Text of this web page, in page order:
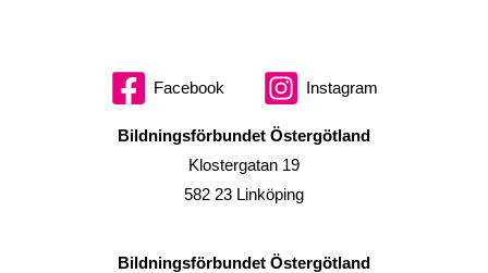
Facebook Instagram
Bildningsförbundet Östergötland
Klostergatan 19
582 23 Linköping
Bildningsförbundet Östergötland